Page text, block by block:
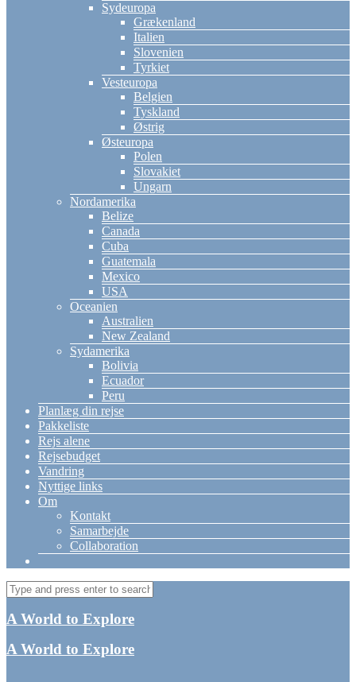
Sydeuropa
Grækenland
Italien
Slovenien
Tyrkiet
Vesteuropa
Belgien
Tyskland
Østrig
Østeuropa
Polen
Slovakiet
Ungarn
Nordamerika
Belize
Canada
Cuba
Guatemala
Mexico
USA
Oceanien
Australien
New Zealand
Sydamerika
Bolivia
Ecuador
Peru
Planlæg din rejse
Pakkeliste
Rejs alene
Rejsebudget
Vandring
Nyttige links
Om
Kontakt
Samarbejde
Collaboration
A World to Explore
A World to Explore